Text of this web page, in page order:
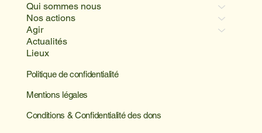
Qui sommes nous
Nos actions
Agir
Actualités
Lieux
Politique de confidentialité
Mentions légales
Conditions & Confidentialité des dons